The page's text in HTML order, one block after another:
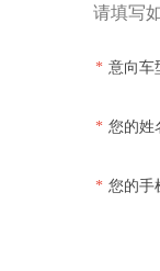
请填写
* 意向车
* 您的姓
* 您的手